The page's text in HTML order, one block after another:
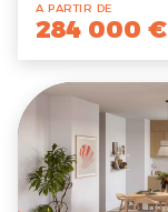
A PARTIR DE
284 000 €